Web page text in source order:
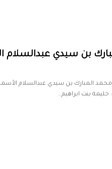
بن سيدي عبدالسلام
المبارك بن سيدي عبدالسلام
حليمة بنت ابراهيم…